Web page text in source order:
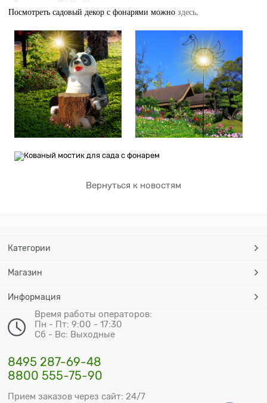
Посмотреть садовый декор с фонарями можноздесь.
Вернуться к новостям
Категории
Магазин
Информация
Время работы операторов:
Пн - Пт: 9:00 - 17:30
Сб - Вс: Выходные
8495 287-69-48
8800 555-75-90
Прием заказов через сайт: 24/7